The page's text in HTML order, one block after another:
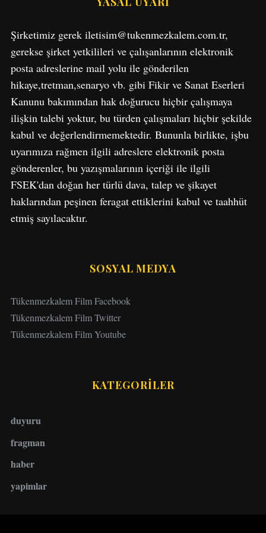
Şirketimiz gerek iletisim@tukenmezkalem.com.tr,
gerekse şirket yetkilileri ve çalışanlarının elektronik
posta adreslerine mail yolu ile gönderilen
hikaye,tretman,senaryo vb. gibi Fikir ve Sanat Eserleri
Kanunu bakımından hak doğurucu hiçbir çalışmaya
ilişkin talebi yoktur, bu türden çalışmaları hiçbir şekilde
kabul ve değerlendirmemektedir. Bununla birlikte, işbu
uyarımıza rağmen ilgili adreslere elektronik posta
gönderenler, bu yazışmalarının içeriği ile ilgili
FSEK'dan doğan her türlü dava, talep ve şikayet
haklarından peşinen feragat ettiklerini kabul ve taahhüt
etmiş sayılacaktır.
SOSYAL MEDYA
Tükenmezkalem Film Facebook
Tükenmezkalem Film Twitter
Tükenmezkalem Film Youtube
KATEGORİLER
duyuru
fragman
haber
yapimlar
S
e
r
c
h
f
r
: